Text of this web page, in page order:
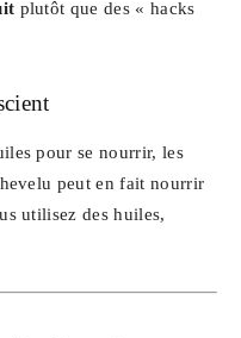
plutôt que des « hacks
pour se nourrir, les
peut en fait nourrir
utilisez des huiles,